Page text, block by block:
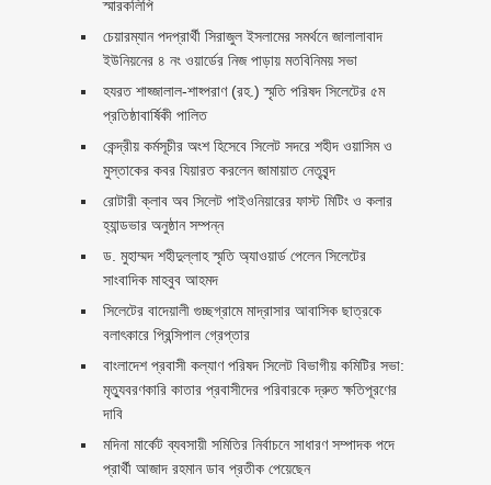
স্মারকলিপি ‎
চেয়ারম্যান পদপ্রার্থী সিরাজুল ইসলামের সমর্থনে জালালাবাদ
ইউনিয়নের ৪ নং ওয়ার্ডের নিজ পাড়ায় মতবিনিময় সভা
হযরত শাহ্জালাল-শাহ্পরাণ (রহ.) স্মৃতি পরিষদ সিলেটের ৫ম
প্রতিষ্ঠাবার্ষিকী পালিত ‎​
কেন্দ্রীয় কর্মসূচীর অংশ হিসেবে সিলেট সদরে শহীদ ওয়াসিম ও
মুস্তাকের কবর যিয়ারত করলেন জামায়াত নেতৃবৃন্দ ‎
রোটারী ক্লাব অব সিলেট পাইওনিয়ারের ফাস্ট মিটিং ও কলার
হ্যান্ডভার অনুষ্ঠান সম্পন্ন
ড. মুহাম্মদ শহীদুল্লাহ স্মৃতি অ্যাওয়ার্ড পেলেন সিলেটের
সাংবাদিক মাহবুব আহমদ
সিলেটের বাদেয়ালী গুচ্ছগ্রামে মাদ্রাসার আবাসিক ছাত্রকে
বলাৎকারে প্রিন্সিপাল গ্রেপ্তার ‎
বাংলাদেশ প্রবাসী কল্যাণ পরিষদ সিলেট বিভাগীয় কমিটির সভা:
মৃত্যুবরণকারি কাতার প্রবাসীদের পরিবারকে দ্রুত ক্ষতিপূরণের
দাবি
মদিনা মার্কেট ব্যবসায়ী সমিতির নির্বাচনে সাধারণ সম্পাদক পদে
প্রার্থী আজাদ রহমান ডাব প্রতীক পেয়েছেন ‎